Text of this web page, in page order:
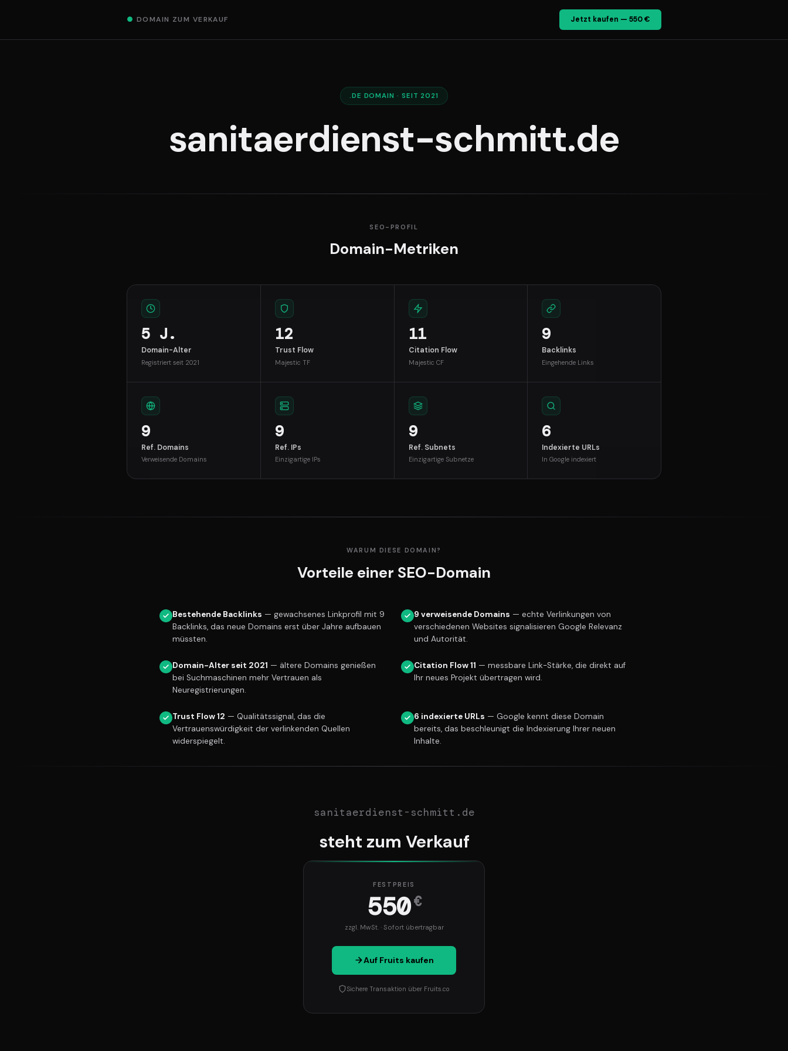
● DOMAIN ZUM VERKAUF Jetzt kaufen — 550 €
.DE DOMAIN · SEIT 2021
sanitaerdienst-schmitt.de
SEO-PROFIL
Domain-Metriken
5 J.
Domain-Alter
Registriert seit 2021
12
Trust Flow
Majestic TF
11
Citation Flow
Majestic CF
9
Backlinks
Eingehende Links
9
Ref. Domains
Verweisende Domains
9
Ref. IPs
Einzigartige IPs
9
Ref. Subnets
Einzigartige Subnetze
6
Indexierte URLs
In Google indexiert
WARUM DIESE DOMAIN?
Vorteile einer SEO-Domain
Bestehende Backlinks — gewachsenes Linkprofil mit 9
Backlinks, das neue Domains erst über Jahre aufbauen
müssten.
9 verweisende Domains — echte Verlinkungen von
verschiedenen Websites signalisieren Google Relevanz
und Autorität.
Domain-Alter seit 2021 — ältere Domains genießen
bei Suchmaschinen mehr Vertrauen als
Neuregistrierungen.
Citation Flow 11 — messbare Link-Stärke, die direkt auf
Ihr neues Projekt übertragen wird.
Trust Flow 12 — Qualitätssignal, das die
Vertrauenswürdigkeit der verlinkenden Quellen
widerspiegelt.
6 indexierte URLs — Google kennt diese Domain
bereits, das beschleunigt die Indexierung Ihrer neuen
Inhalte.
sanitaerdienst-schmitt.de
steht zum Verkauf
FESTPREIS
550€
zzgl. MwSt. · Sofort übertragbar
Auf Fruits kaufen
Sichere Transaktion über Fruits.co